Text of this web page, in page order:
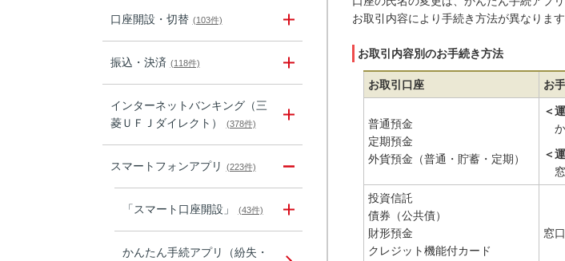
口座開設・切替 (103件)
振込・決済 (118件)
インターネットバンキング（三
菱ＵＦＪダイレクト）
(378件)
スマートフォンアプリ (223件)
「スマート口座開設」 (43件)
かんたん手続アプリ（紛失・
お取引内容により手続き方法が異なりま
お取引内容別のお手続き方法
お取引口座 お
普通預金
定期預金
外貨預金（普通・貯蓄・定期）
＜
＜
投資信託
債券（公共債）
財形預金
クレジット機能付カード
窓